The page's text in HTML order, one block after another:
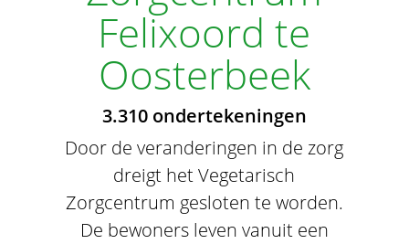
Felixoord te
Oosterbeek
3.310 ondertekeningen
Door de veranderingen in de zorg
dreigt het Vegetarisch
Zorgcentrum gesloten te worden.
De bewoners leven vanuit een